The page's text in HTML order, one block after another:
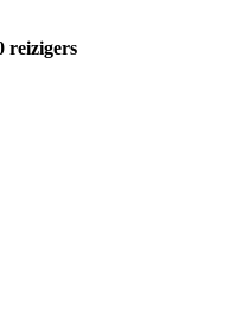
reizigers